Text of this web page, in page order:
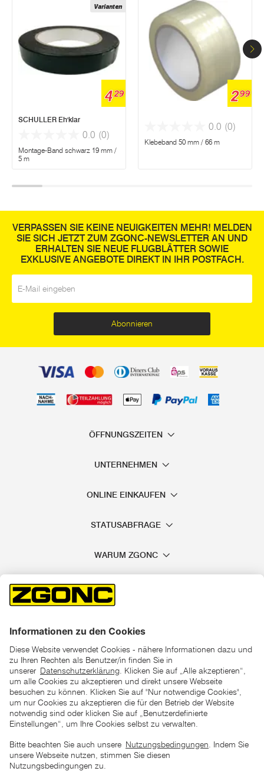
Varianten
429
SCHULLER Eh'klar
0.0 (0)
Montage-Band schwarz 19 mm /
5 m
299
0.0 (0)
Klebeband 50 mm / 66 m
VERPASSEN SIE KEINE NEUIGKEITEN MEHR! MELDEN
SIE SICH JETZT ZUM ZGONC-NEWSLETTER AN UND
ERHALTEN SIE NEUE FLUGBLÄTTER SOWIE
EXKLUSIVE ANGEBOTE DIREKT IN IHR POSTFACH.
Abonnieren
ÖFFNUNGSZEITEN
UNTERNEHMEN
ONLINE EINKAUFEN
STATUSABFRAGE
WARUM ZGONC
*der "statt"-Preis ist der niedrigste von uns in den letzten 30
Tagen vor Beginn dieser Aktion verlangte Preis
unter den UVP Preisen auf dieser Website sind die
zu verstehen